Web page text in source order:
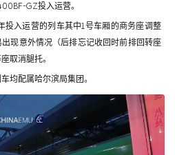
GZ投入运营。
入运营的列车其中1号车厢的商务座调整
现意外情况（后排忘记收回时前排回转座
取消腿托。
均配属哈尔滨局集团。